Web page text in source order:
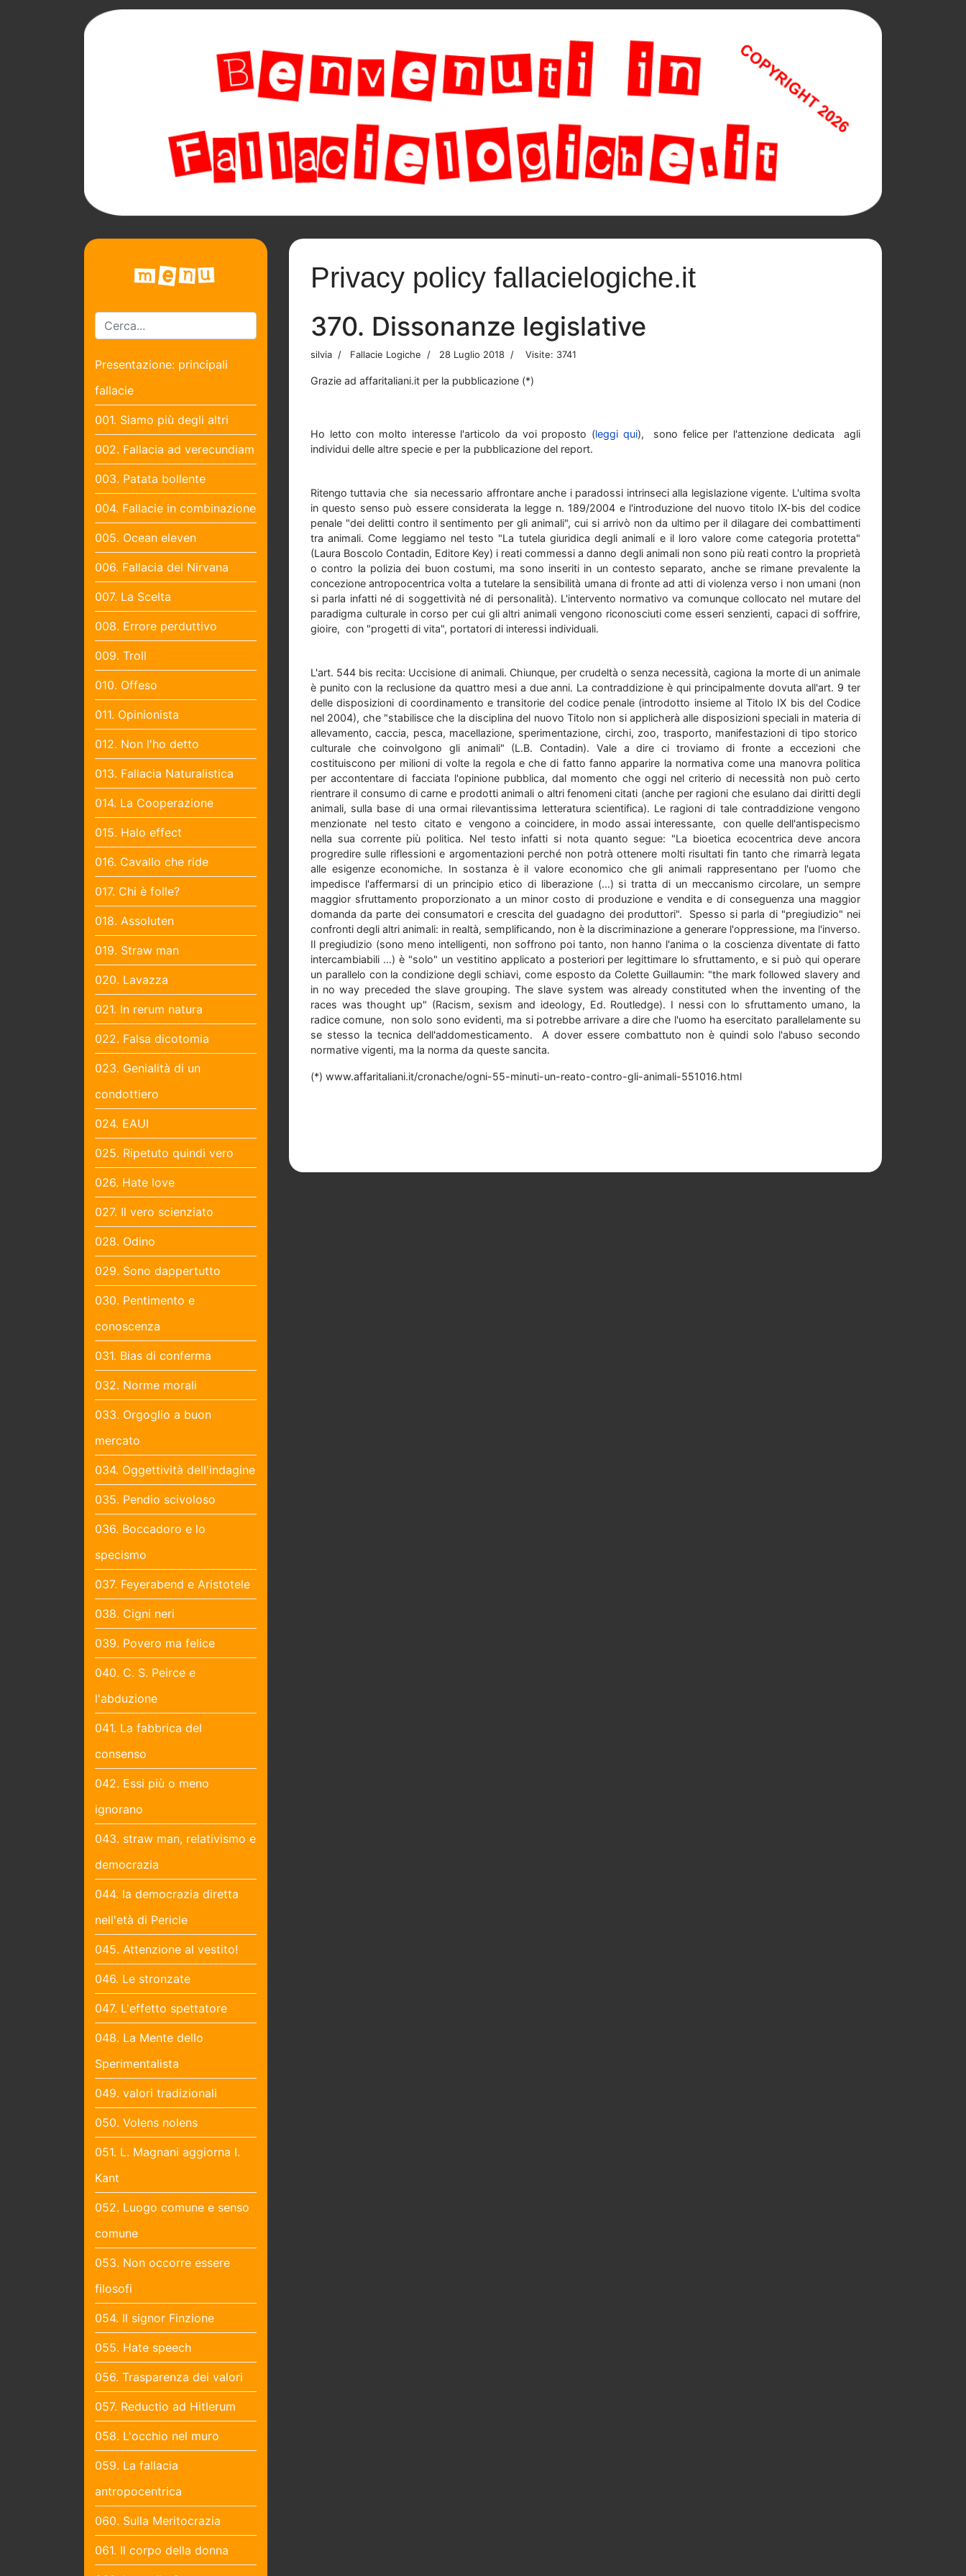
Presentazione: principali
fallacie
001. Siamo più degli altri
002. Fallacia ad verecundiam
003. Patata bollente
004. Fallacie in combinazione
005. Ocean eleven
006. Fallacia del Nirvana
007. La Scelta
008. Errore perduttivo
009. Troll
010. Offeso
011. Opinionista
012. Non l'ho detto
013. Fallacia Naturalistica
014. La Cooperazione
015. Halo effect
016. Cavallo che ride
017. Chi è folle?
018. Assoluten
019. Straw man
020. Lavazza
021. In rerum natura
022. Falsa dicotomia
023. Genialità di un
condottiero
024. EAUI
025. Ripetuto quindi vero
026. Hate love
027. Il vero scienziato
028. Odino
029. Sono dappertutto
030. Pentimento e
conoscenza
031. Bias di conferma
032. Norme morali
033. Orgoglio a buon
mercato
034. Oggettività dell'indagine
035. Pendio scivoloso
036. Boccadoro e lo
specismo
037. Feyerabend e Aristotele
038. Cigni neri
039. Povero ma felice
040. C. S. Peirce e
l'abduzione
041. La fabbrica del
consenso
042. Essi più o meno
ignorano
043. straw man, relativismo e
democrazia
044. la democrazia diretta
nell'età di Pericle
045. Attenzione al vestito!
046. Le stronzate
047. L'effetto spettatore
048. La Mente dello
Sperimentalista
049. valori tradizionali
050. Volens nolens
051. L. Magnani aggiorna I.
Kant
052. Luogo comune e senso
comune
053. Non occorre essere
filosofi
054. Il signor Finzione
055. Hate speech
056. Trasparenza dei valori
057. Reductio ad Hitlerum
058. L'occhio nel muro
059. La fallacia
antropocentrica
060. Sulla Meritocrazia
061. Il corpo della donna
Privacy policy fallacielogiche.it
370. Dissonanze legislative
silvia Fallacie Logiche 28 Luglio 2018 Visite: 3741
Grazie ad affaritaliani.it per la pubblicazione (*)
Ho letto con molto interesse l'articolo da voi proposto (leggi qui), sono felice per l'attenzione dedicata agli
individui delle altre specie e per la pubblicazione del report.
Ritengo tuttavia che sia necessario affrontare anche i paradossi intrinseci alla legislazione vigente. L'ultima svolta
in questo senso può essere considerata la legge n. 189/2004 e l'introduzione del nuovo titolo IX-bis del codice
penale "dei delitti contro il sentimento per gli animali", cui si arrivò non da ultimo per il dilagare dei combattimenti
tra animali. Come leggiamo nel testo "La tutela giuridica degli animali e il loro valore come categoria protetta"
(Laura Boscolo Contadin, Editore Key) i reati commessi a danno degli animali non sono più reati contro la proprietà
o contro la polizia dei buon costumi, ma sono inseriti in un contesto separato, anche se rimane prevalente la
concezione antropocentrica volta a tutelare la sensibilità umana di fronte ad atti di violenza verso i non umani (non
si parla infatti né di soggettività né di personalità). L'intervento normativo va comunque collocato nel mutare del
paradigma culturale in corso per cui gli altri animali vengono riconosciuti come esseri senzienti, capaci di soffrire,
gioire, con "progetti di vita", portatori di interessi individuali.
L'art. 544 bis recita: Uccisione di animali. Chiunque, per crudeltà o senza necessità, cagiona la morte di un animale
è punito con la reclusione da quattro mesi a due anni. La contraddizione è qui principalmente dovuta all'art. 9 ter
delle disposizioni di coordinamento e transitorie del codice penale (introdotto insieme al Titolo IX bis del Codice
nel 2004), che "stabilisce che la disciplina del nuovo Titolo non si applicherà alle disposizioni speciali in materia di
allevamento, caccia, pesca, macellazione, sperimentazione, circhi, zoo, trasporto, manifestazioni di tipo storico
culturale che coinvolgono gli animali" (L.B. Contadin). Vale a dire ci troviamo di fronte a eccezioni che
costituiscono per milioni di volte la regola e che di fatto fanno apparire la normativa come una manovra politica
per accontentare di facciata l'opinione pubblica, dal momento che oggi nel criterio di necessità non può certo
rientrare il consumo di carne e prodotti animali o altri fenomeni citati (anche per ragioni che esulano dai diritti degli
animali, sulla base di una ormai rilevantissima letteratura scientifica). Le ragioni di tale contraddizione vengono
menzionate nel testo citato e vengono a coincidere, in modo assai interessante, con quelle dell'antispecismo
nella sua corrente più politica. Nel testo infatti si nota quanto segue: "La bioetica ecocentrica deve ancora
progredire sulle riflessioni e argomentazioni perché non potrà ottenere molti risultati fin tanto che rimarrà legata
alle esigenze economiche. In sostanza è il valore economico che gli animali rappresentano per l'uomo che
impedisce l'affermarsi di un principio etico di liberazione (...) si tratta di un meccanismo circolare, un sempre
maggior sfruttamento proporzionato a un minor costo di produzione e vendita e di conseguenza una maggior
domanda da parte dei consumatori e crescita del guadagno dei produttori". Spesso si parla di "pregiudizio" nei
confronti degli altri animali: in realtà, semplificando, non è la discriminazione a generare l'oppressione, ma l'inverso.
Il pregiudizio (sono meno intelligenti, non soffrono poi tanto, non hanno l'anima o la coscienza diventate di fatto
intercambiabili ...) è "solo" un vestitino applicato a posteriori per legittimare lo sfruttamento, e si può qui operare
un parallelo con la condizione degli schiavi, come esposto da Colette Guillaumin: "the mark followed slavery and
in no way preceded the slave grouping. The slave system was already constituted when the inventing of the
races was thought up" (Racism, sexism and ideology, Ed. Routledge). I nessi con lo sfruttamento umano, la
radice comune, non solo sono evidenti, ma si potrebbe arrivare a dire che l'uomo ha esercitato parallelamente su
se stesso la tecnica dell'addomesticamento. A dover essere combattuto non è quindi solo l'abuso secondo
normative vigenti, ma la norma da queste sancita.
(*) www.affaritaliani.it/cronache/ogni-55-minuti-un-reato-contro-gli-animali-551016.html